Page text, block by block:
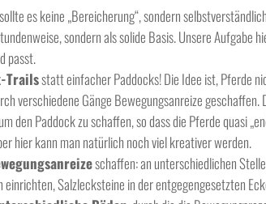
es keine „Bereicherung“, sondern
sondern als solide Basis. Unsere Aufgabe
passt.
Trailsstatt einfacher Paddocks! Die Idee ist, Pferde
verschiedene Gänge Bewegungsanreize
den Paddock zu schaffen, so dass die Pferde quasi
hier kann man natürlich noch viel kreativer werden.
schaffen: an unterschiedlichen
einrichten, Salzlecksteine in der entgegengesetzten